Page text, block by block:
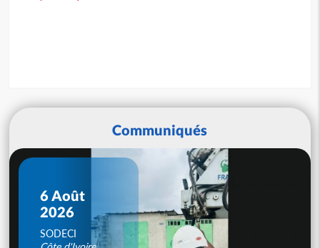
Communiqués
6 Août
2026
SODECI